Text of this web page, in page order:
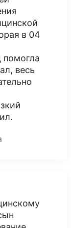
в 04
помогла
весь